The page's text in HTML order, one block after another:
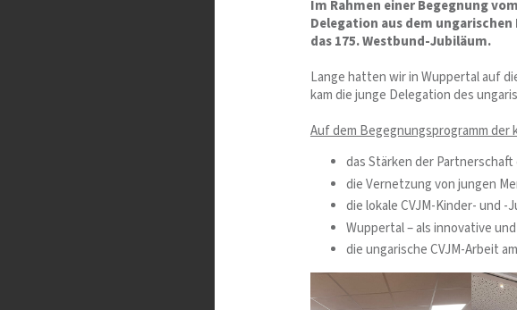
Im Rahmen einer Begegnung
Delegation aus dem
das 175. Westbund-Jubiläum.
Lange hatten wir in Wuppertal auf
kam die junge Delegation des
Auf dem Begegnungsprogramm der
das Stärken der
die Vernetzung von jungen
die lokale CVJM-Kinder- und
Wuppertal – als innovative
die ungarische CVJM-Arbeit